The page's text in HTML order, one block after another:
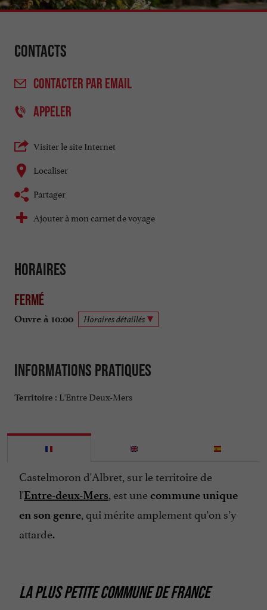
Contacts
CONTACTER PAR EMAIL
APPELER
Visiter le site Internet
Localiser
Partager
Ajouter à mon carnet de voyage
Horaires
Fermé
Ouvre à 10:00 Horaires détaillés
Informations pratiques
Territoire : L'Entre Deux-Mers
Castelmoron d'Albret, sur le territoire de
l'Entre-deux-Mers, est unecommune unique
en son genre, qui mérite amplement qu’on s’y
attarde.
LA PLUS PETITE COMMUNE DE FRANCE